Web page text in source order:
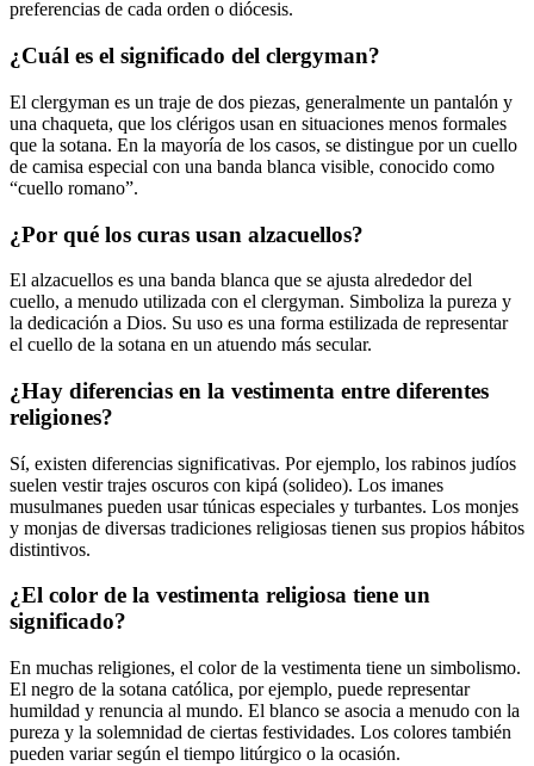
preferencias de cada orden o diócesis.
¿Cuál es el significado del clergyman?
El clergyman es un traje de dos piezas, generalmente un pantalón y
una chaqueta, que los clérigos usan en situaciones menos formales
que la sotana. En la mayoría de los casos, se distingue por un cuello
de camisa especial con una banda blanca visible, conocido como
“cuello romano”.
¿Por qué los curas usan alzacuellos?
El alzacuellos es una banda blanca que se ajusta alrededor del
cuello, a menudo utilizada con el clergyman. Simboliza la pureza y
la dedicación a Dios. Su uso es una forma estilizada de representar
el cuello de la sotana en un atuendo más secular.
¿Hay diferencias en la vestimenta entre diferentes
religiones?
Sí, existen diferencias significativas. Por ejemplo, los rabinos judíos
suelen vestir trajes oscuros con kipá (solideo). Los imanes
musulmanes pueden usar túnicas especiales y turbantes. Los monjes
y monjas de diversas tradiciones religiosas tienen sus propios hábitos
distintivos.
¿El color de la vestimenta religiosa tiene un
significado?
En muchas religiones, el color de la vestimenta tiene un simbolismo.
El negro de la sotana católica, por ejemplo, puede representar
humildad y renuncia al mundo. El blanco se asocia a menudo con la
pureza y la solemnidad de ciertas festividades. Los colores también
pueden variar según el tiempo litúrgico o la ocasión.